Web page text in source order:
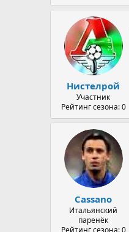
Нистелрой
Участник
Рейтинг сезона: 0
Cassano
Итальянский
паренёк
Рейтинг сезона: 0